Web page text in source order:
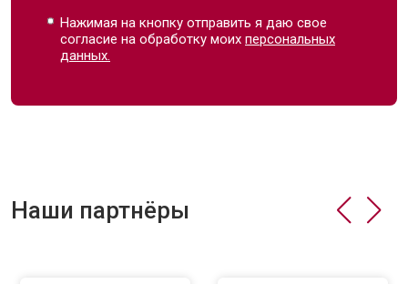
Нажимая на кнопку отправить я даю свое
согласие на обработку моихперсональных
данных.
Наши партнёры